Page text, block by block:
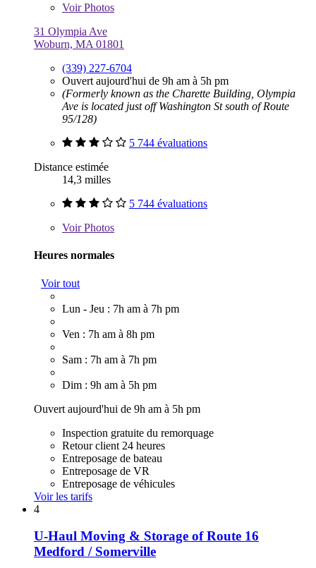
VoirPhotos
31 Olympia Ave
Woburn, MA 01801
(339) 227-6704
Ouvert aujourd'hui de 9h am à 5h pm
(Formerly known as the Charette Building, Olympia
Ave is located just off Washington St south of Route
95/128)
5 744 évaluations
Distance estimée
14,3 milles
5 744 évaluations
VoirPhotos
Heures normales
Voir tout
Lun - Jeu : 7h am à 7h pm
Ven : 7h am à 8h pm
Sam : 7h am à 7h pm
Dim : 9h am à 5h pm
Ouvert aujourd'hui de 9h am à 5h pm
Inspection gratuite du remorquage
Retour client 24 heures
Entreposage de bateau
Entreposage de VR
Entreposage de véhicules
Voir les tarifs
4
U-Haul Moving & Storage of Route 16
Medford / Somerville